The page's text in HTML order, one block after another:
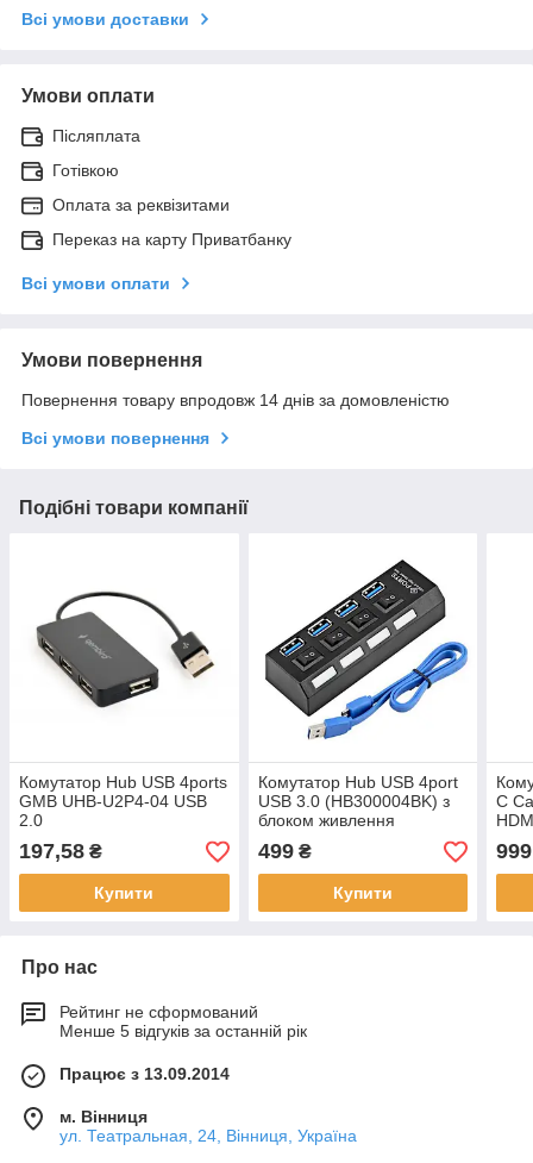
Всі умови доставки
Умови оплати
Післяплата
Готівкою
Оплата за реквізитами
Переказ на карту Приватбанку
Всі умови оплати
Умови повернення
Повернення товару впродовж 14 днів за домовленістю
Всі умови повернення
Подібні товари компанії
Комутатор Hub USB 4ports
GMB UHB-U2P4-04 USB
2.0
197,58 ₴
Купити
Комутатор Hub USB 4port
USB 3.0 (HB300004BK) з
блоком живлення
499₴
Купити
C
999
Про нас
Рейтинг не сформований
Менше 5 відгуків за останній рік
Працює з 13.09.2014
м. Вінниця
ул. Театральная, 24, Вінниця, Україна